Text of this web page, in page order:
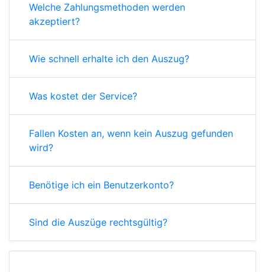
Welche Zahlungsmethoden werden
akzeptiert?
Wie schnell erhalte ich den Auszug?
Was kostet der Service?
Fallen Kosten an, wenn kein Auszug gefunden
wird?
Benötige ich ein Benutzerkonto?
Sind die Auszüge rechtsgültig?